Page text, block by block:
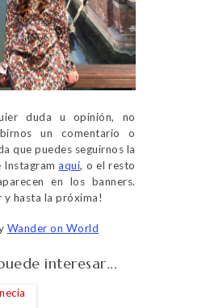
duda u opinión, no
un comentario o
que puedes seguirnos la
Instagramaquí, o el resto
en los banners.
y hasta la próxima!
Wander on World
interesar...